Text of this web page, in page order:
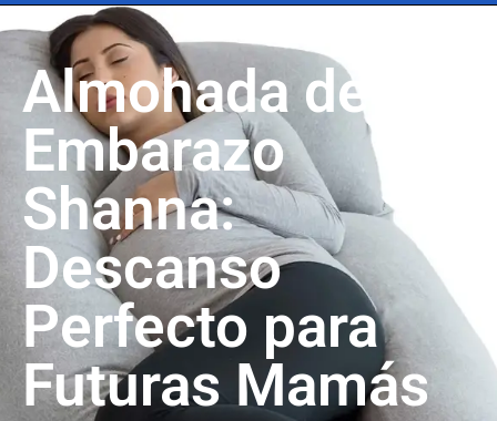
Almohada de
Embarazo
Shanna:
Descanso
Perfecto para
Futuras Mamás